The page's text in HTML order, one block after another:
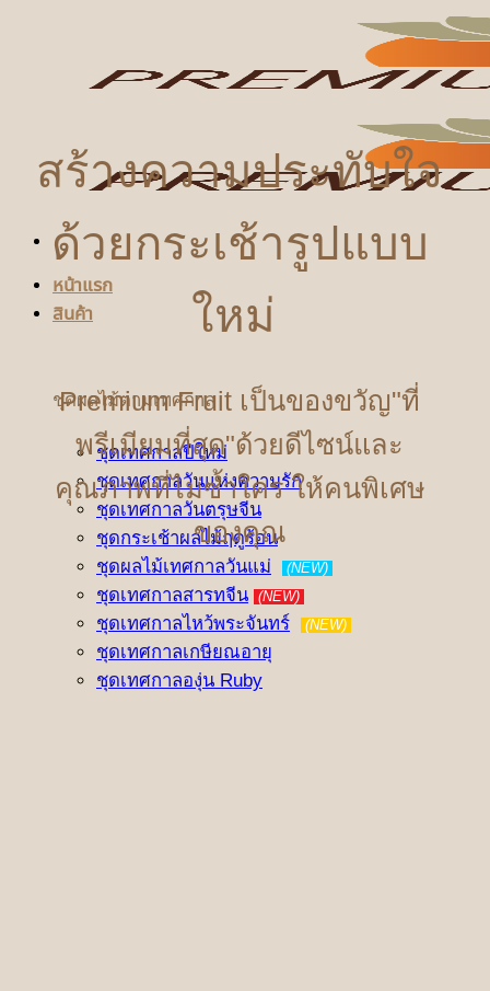
หน้าแรก
สินค้า
ชุดผลไม้ตามเทศกาล
ชุดเทศกาลปีใหม่
ชุดเทศกาลวันแห่งความรัก
ชุดเทศกาลวันตรุษจีน
ชุดกระเช้าผลไม้ฤดูร้อน
ชุดผลไม้เทศกาลวันแม่
(NEW)
ชุดเทศกาลสารทจีน (NEW)
ชุดเทศกาลไหว้พระจันทร์ (NEW)
ชุดเทศกาลเกษียณอายุ
ชุดเทศกาลองุ่น Ruby
สร้างความประทับใจ
ด้วยกระเช้ารูปแบบ
ใหม่
Premium Fruit เป็นของขวัญ"ที่
พรีเมียมที่สุด"ด้วยดีไซน์และ
คุณภาพที่ไม่ซ้ำใคร ให้คนพิเศษ
ของคุณ